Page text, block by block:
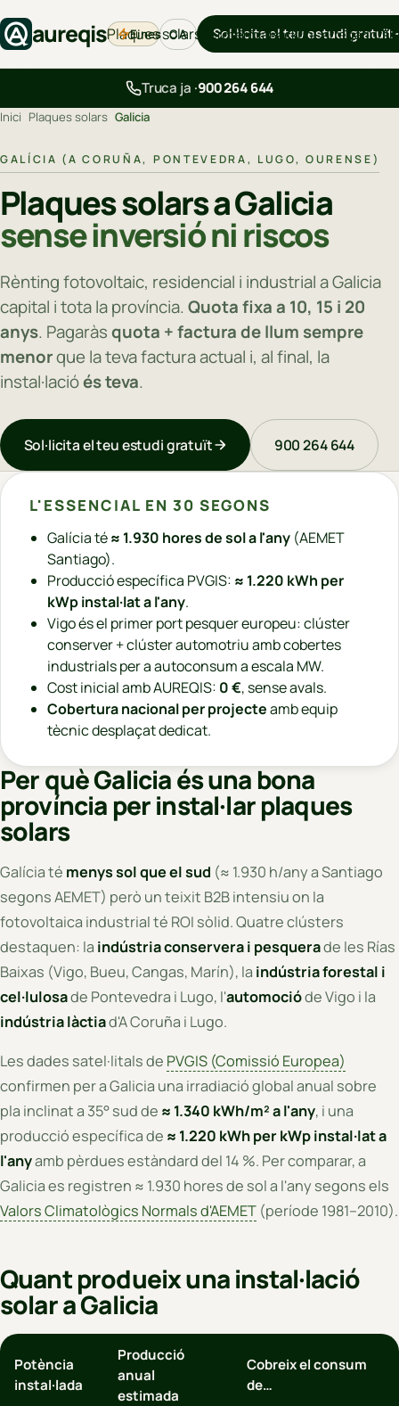
aureqisPlaques solars AerotèrmiaBackupCarregadors
Eines CA Sol·licita el teu estudi gratuït
Truca ja ·900 264 644
Inici Plaques solars Galicia
GALÍCIA (A CORUÑA, PONTEVEDRA, LUGO, OURENSE)
Plaques solars a Galicia
sense inversió ni riscos
Rènting fotovoltaic, residencial i industrial a Galicia
capital i tota la província.Quota fixa a 10, 15 i 20
anys. Pagaràsquota + factura de llum sempre
menorque la teva factura actual i, al final, la
instal·lacióés teva.
Sol·licita el teu estudi gratuït 900 264 644
L'ESSENCIAL EN 30 SEGONS
Galícia té≈ 1.930 hores de sol a l'any (AEMET
Santiago).
Producció específica PVGIS: ≈ 1.220 kWh per
kWp instal·lat a l'any.
Vigo és el primer port pesquer europeu: clúster
conserver + clúster automotriu amb cobertes
industrials per a autoconsum a escala MW.
Cost inicial amb AUREQIS: 0 €, sense avals.
Cobertura nacional per projecteamb equip
tècnic desplaçat dedicat.
Per què Galicia és una bona
província per instal·lar plaques
solars
Galícia té menys sol que el sud (≈ 1.930 h/any a Santiago
segons AEMET) però un teixit B2B intensiu on la
fotovoltaica industrial té ROI sòlid. Quatre clústers
destaquen: la indústria conservera i pesquerade les Rías
Baixas (Vigo, Bueu, Cangas, Marín), la indústria forestal i
cel·lulosade Pontevedra i Lugo, l'automocióde Vigo i la
indústria làctiad'A Coruña i Lugo.
Les dades satel·litals de PVGIS (Comissió Europea)
confirmen per a Galicia una irradiació global anual sobre
pla inclinat a 35° sud de ≈ 1.340 kWh/m² a l'any, i una
producció específica de ≈ 1.220 kWh per kWp instal·lat a
l'anyamb pèrdues estàndard del 14 %. Per comparar, a
Galicia es registren ≈ 1.930 hores de sol a l'any segons els
Valors Climatològics Normals d'AEMET (període 1981–2010).
Quant produeix una instal·lació
solar a Galicia
Potència
instal·lada
Producció
anual
estimada
Cobreix el consum
de…